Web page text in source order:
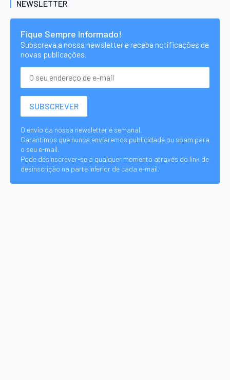
NEWSLETTER
Fique Sempre Informado!
Subscreva a nossa newsletter e receba notificações de
novas publicações.
O envio da nossa newsletter é semanal.
Garantimos que nunca enviaremos publicidade ou spam para
o seu e-mail.
Pode desinscrever-se a qualquer momento através do link de
desinscrição na parte inferior de cada e-mail.